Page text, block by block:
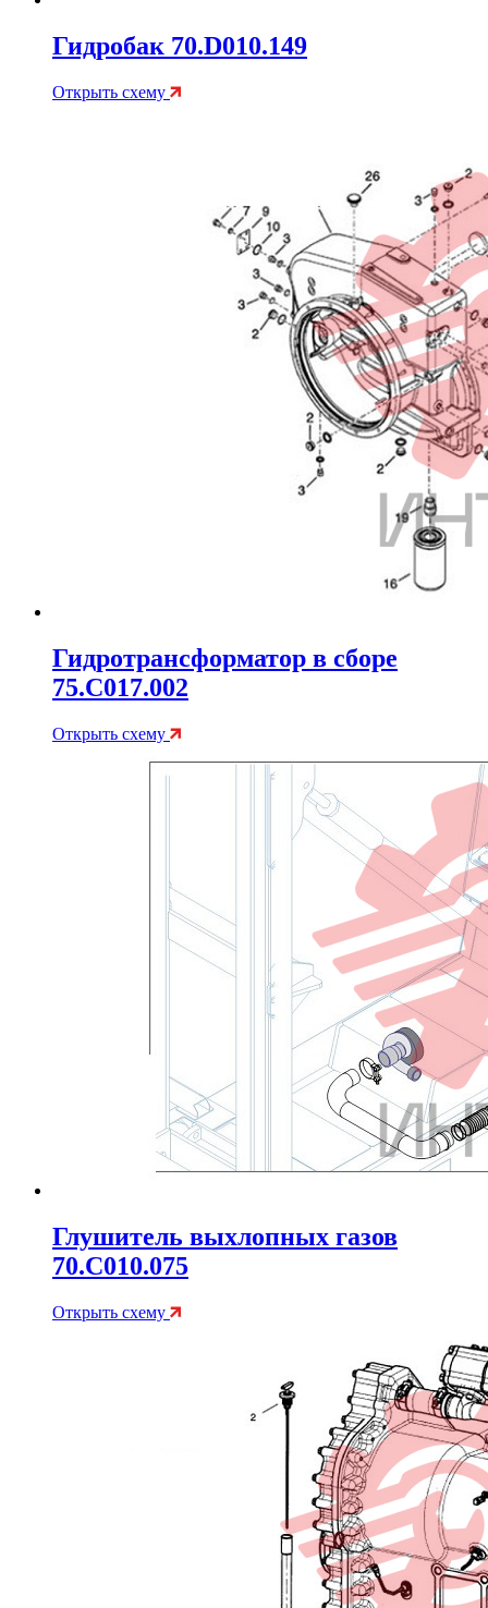
Гидробак 70.D010.149
Открыть схему
Гидротрансформатор в сборе
75.C017.002
Открыть схему
Глушитель выхлопных газов
70.C010.075
Открыть схему